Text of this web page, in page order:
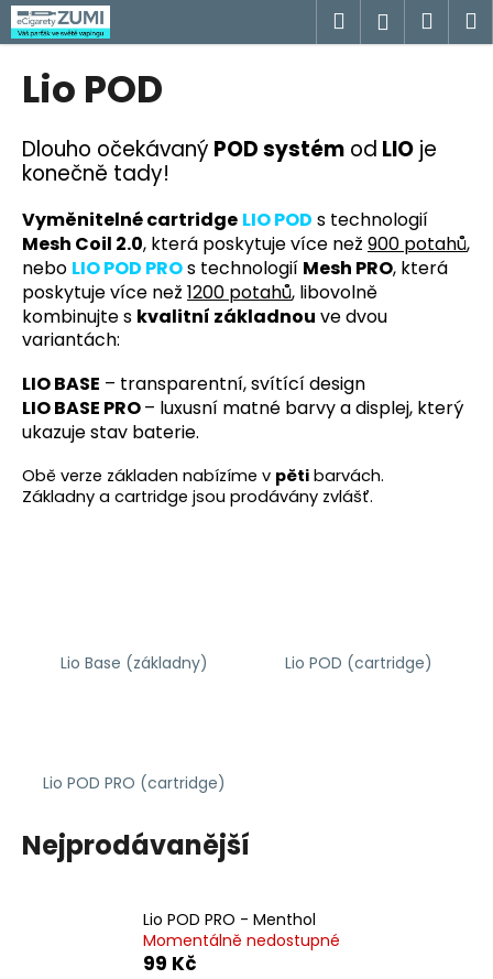
Přejít
na
obsah
Hledat
Lio POD
Dlouho očekávaný POD systém od LIO je
konečně tady!
Vyměnitelné cartridge LIO POD s technologií
Mesh Coil 2.0, která poskytuje více než 900 potahů,
nebo LIO POD PROs technologií Mesh PRO, která
poskytuje více než 1200 potahů, libovolně
kombinujte s kvalitní základnou ve dvou
variantách:
LIO BASE – transparentní, svítící design
LIO BASE PRO– luxusní matné barvy a displej, který
ukazuje stav baterie.
Obě verze základen nabízíme v pěti barvách.
Základny a cartridge jsou prodávány zvlášť.
Lio Base (základny) Lio POD (cartridge)
Lio POD PRO (cartridge)
Nejprodávanější
Lio POD PRO - Menthol
Momentálně nedostupné
99 Kč
K
o
o
p
o
t
ř
e
b
u
j
e
t
e
n
D